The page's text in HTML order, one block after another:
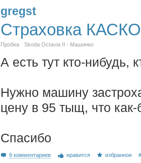
gregst
Страховка КАСКО
Пробка Skoda Octavia II - Машинко
А есть тут кто-нибудь,
Нужно машину
цену в 95 тыщ, что
Спасибо
9 комментариев нравится избранное